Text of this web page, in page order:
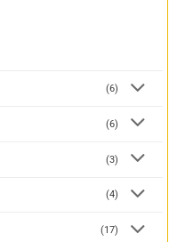
(6)
(6)
(3)
(4)
(17)